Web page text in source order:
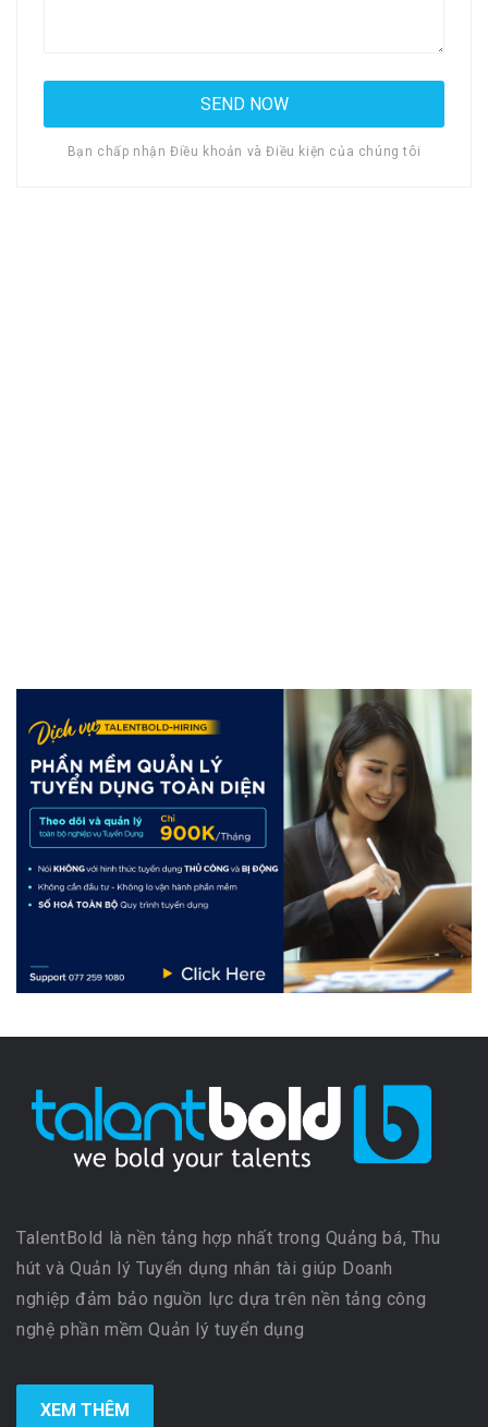
Bạn chấp nhận Điều khoản và Điều kiện của chúng tôi
TalentBold là nền tảng hợp nhất trong Quảng bá, Thu
hút và Quản lý Tuyển dụng nhân tài giúp Doanh
nghiệp đảm bảo nguồn lực dựa trên nền tảng công
nghệ phần mềm Quản lý tuyển dụng
XEM THÊM